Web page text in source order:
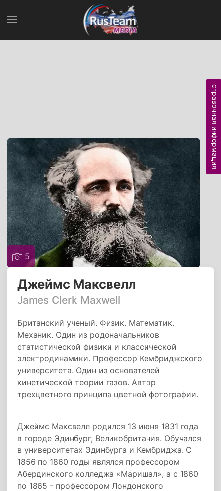
5
Джеймс Максвелл
James Clerk Maxwell
Британский ученый. Физик. Математик.
Механик. Один из родоначальников
статистической физики и классической
электродинамики. Профессор Кембриджского
университета. Один из основателей
кинетической теории газов. Автор
трехцветного принципа цветной фотографии.
Джеймс Максвелл родился 13 июня 1831 года
в городе Эдинбург, Великобритания. Обучался
в университетах Эдинбурга и Кембриджа. С
1856 по 1860 годы являлся профессором
Абердинского колледжа «Маришал», а с 1860
по 1865 - профессором Лондонского
справочная информация